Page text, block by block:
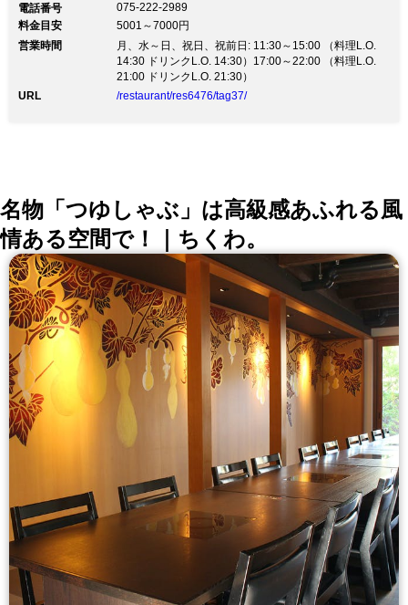
15:00（14:30L.O.） ディナー 17:00～
22:00（21:00L.O.） ◆お持ち帰り頂ける商品を各種ご
用意。 是非ご利用下さいませ。 ※テイクアウト商品は
上記、営業時間内の受付となります。 ◆京町屋の風情
を楽しみながら味わう『松阪牛』 歴史を感じさせる和
空間でゆったりとお過ごし下さい。 ◆当店は『松阪牛
電話番号
075-222-2989
料金目安
5001～7000円
営業時間
月、水～日、祝日、祝前日: 11:30～15:00 （料理L.O.
14:30 ドリンクL.O. 14:30）17:00～22:00 （料理L.O.
21:00 ドリンクL.O. 21:30）
URL
/restaurant/res6476/tag37/
名物「つゆしゃぶ」は高級感あふれる風
情ある空間で！｜ちくわ。